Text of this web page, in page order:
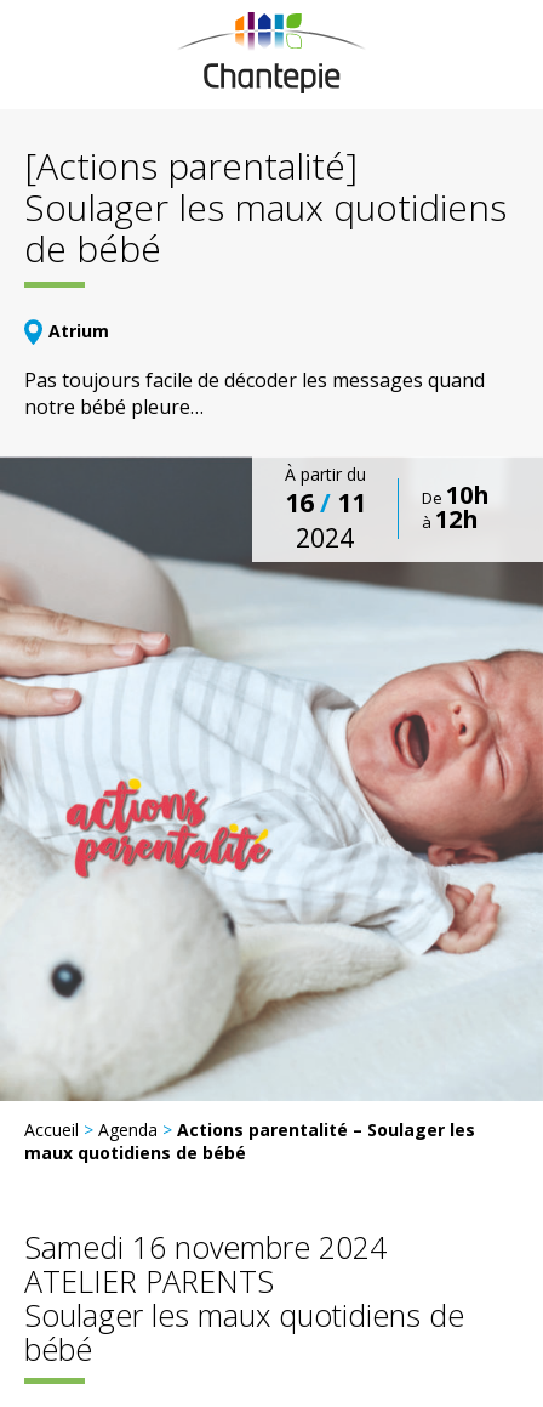
[Actions parentalité]
Soulager les maux quotidiens
de bébé
Atrium
Pas toujours facile de décoder les messages quand
notre bébé pleure…
À partir du
16/ 11
2024
De 10h
à 12h
Accueil > Agenda > Actions parentalité – Soulager les
maux quotidiens de bébé
Samedi 16 novembre 2024
ATELIER PARENTS
Soulager les maux quotidiens de
bébé